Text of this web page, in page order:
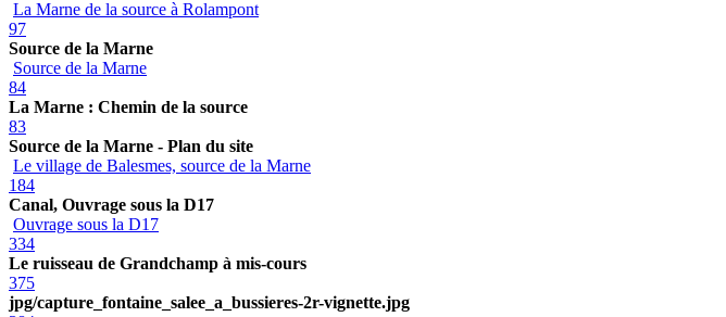
La Marne de la source à Rolampont
97
Source de la Marne
Source de la Marne
84
La Marne : Chemin de la source
83
Source de la Marne - Plan du site
Le village de Balesmes, source de la Marne
184
Canal, Ouvrage sous la D17
Ouvrage sous la D17
334
Le ruisseau de Grandchamp à mis-cours
375
jpg/capture_fontaine_salee_a_bussieres-2r-vignette.jpg